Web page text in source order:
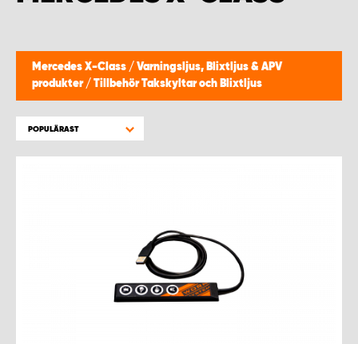
Mercedes X-Class / Varningsljus, Blixtljus & APV
produkter / Tillbehör Takskyltar och Blixtljus
POPULÄRAST
WORK SYSTEM HELSINGBORG
WORK SYSTEM JÖNKÖPING
WORK SYSTEM KARLSTAD